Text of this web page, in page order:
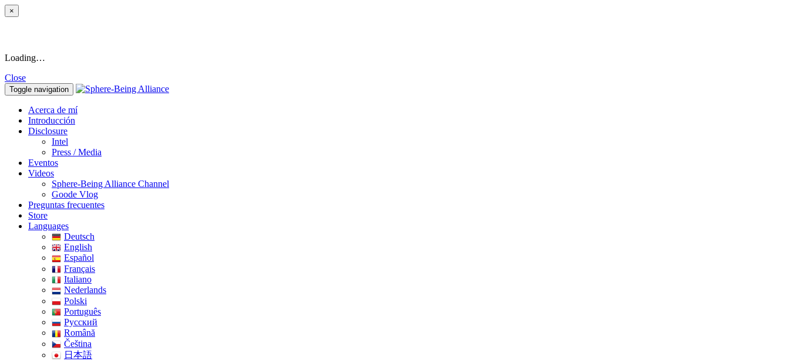
×
Loading…
Close
Toggle navigation
Acerca de mí
Introducción
Disclosure
Intel
Press / Media
Eventos
Videos
Sphere-Being Alliance Channel
Goode Vlog
Preguntas frecuentes
Store
Languages
Deutsch
English
Español
Français
Italiano
Nederlands
Polski
Português
Pусский
Română
Čeština
日本語